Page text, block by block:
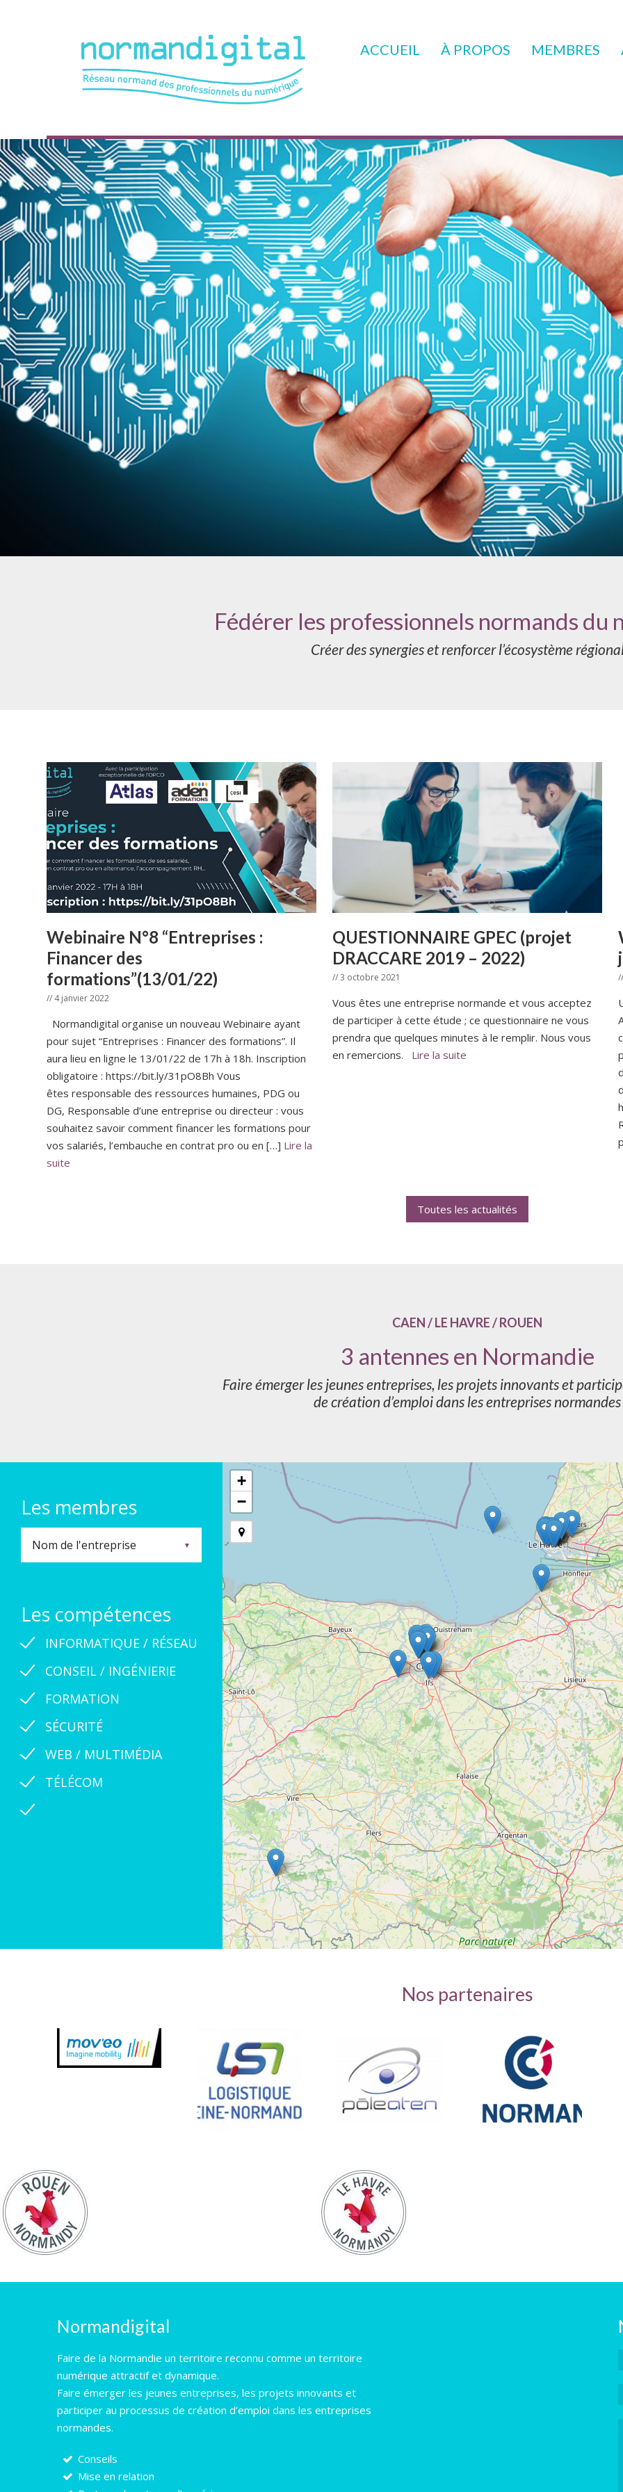
ACCUEIL À PROPOS MEMBRES
Fédérer les professionnels normands du
Créer des synergies et renforcer l’écosystème
Webinaire N°8 “Entreprises :
Financer des
formations”(13/01/22)
// 4 janvier 2022
Normandigital organise un nouveau Webinaire ayant
pour sujet “Entreprises : Financer des formations”. Il
aura lieu en ligne le 13/01/22 de 17h à 18h. Inscription
obligatoire : https://bit.ly/31pO8Bh Vous
êtes responsable des ressources humaines, PDG ou
DG, Responsable d’une entreprise ou directeur : vous
souhaitez savoir comment financer les formations pour
vos salariés, l’embauche en contrat pro ou en […] Lire la
suite
QUESTIONNAIRE GPEC (projet
DRACCARE 2019 – 2022)
// 3 octobre 2021
Vous êtes une entreprise normande et vous acceptez
de participer à cette étude ; ce questionnaire ne vous
prendra que quelques minutes à le remplir. Nous vous
en remercions. Lire la suite
Toutes les actualités
CAEN / LE HAVRE / ROUEN
3 antennes en Normandie
Faire émerger les jeunes entreprises, les projets innovants et
de création d’emploi dans les entreprises normandes
Les membres
▼
Les compétences
INFORMATIQUE / RÉSEAU
CONSEIL / INGÉNIERIE
FORMATION
SÉCURITÉ
WEB / MULTIMÉDIA
TÉLÉCOM
+
−
Nos partenaires
Normandigital
Faire de la Normandie un territoire reconnu comme un territoire
numérique attractif et dynamique.
Faire émerger les jeunes entreprises, les projets innovants et
participer au processus de création d’emploi dans les entreprises
normandes.
Conseils
Mise en relation